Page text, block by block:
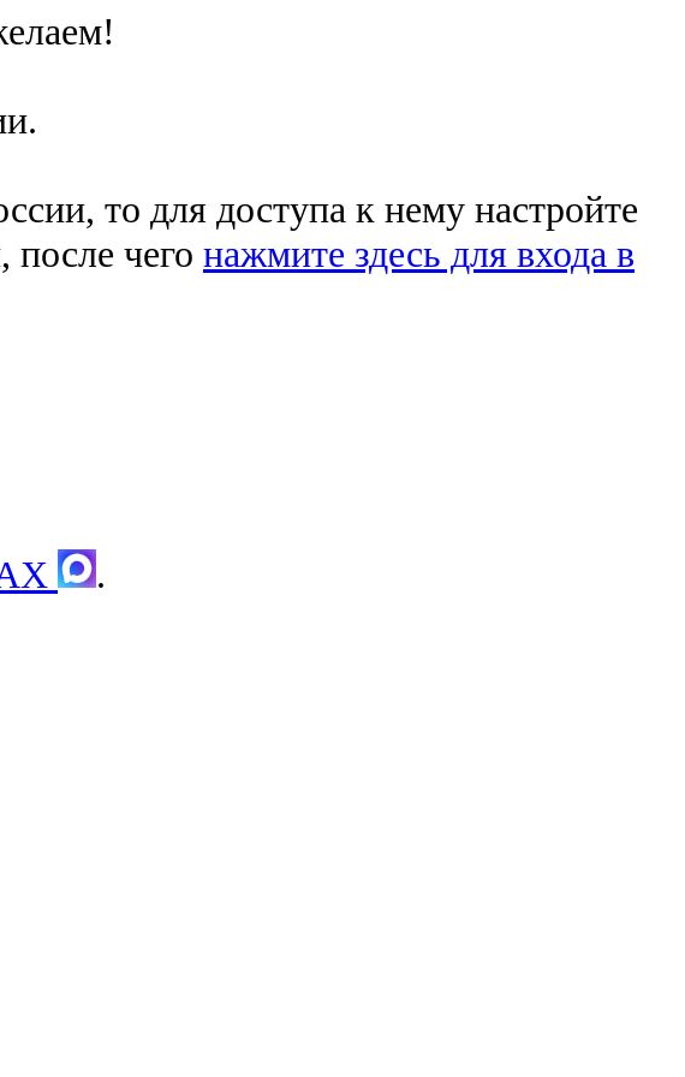
то для доступа к нему настройте
после чего нажмите здесь для входа в
.